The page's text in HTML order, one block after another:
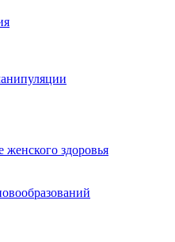
женского здоровья